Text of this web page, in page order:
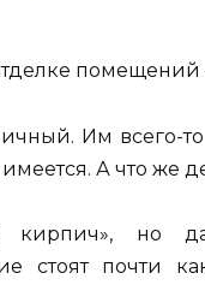
помещений
Им всего-то
А что же
но
стоят почти